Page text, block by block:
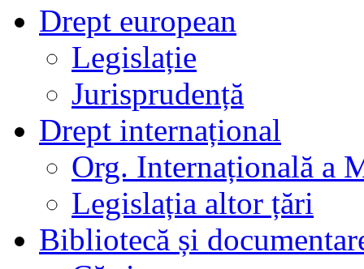
Drept european
Legislație
Jurisprudență
Drept internațional
Org. Internațională a
Legislația altor țări
Bibliotecă și